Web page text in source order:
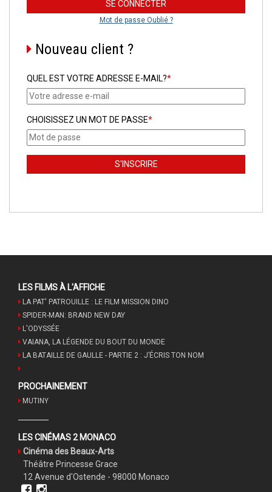
Mot de passe Oublié ?
Nouveau client ?
QUEL EST VOTRE ADRESSE E-MAIL?*
CHOISISSEZ UN MOT DE PASSE*
LES FILMS À L'AFFICHE
LA PAT' PATROUILLE : LE FILM MISSION DINO
SPIDER-MAN: BRAND NEW DAY
L'ODYSSÉE
VAIANA, LA LÉGENDE DU BOUT DU MONDE
LA BATAILLE DE GAULLE - PARTIE 2 : J’ÉCRIS TON NOM
PROCHAINEMENT
MUTINY
LES CINÉMAS 2 MONACO
Cinéma des Beaux-Arts
Théâtre Princesse Grace
12 Avenue d'Ostende - 98000 Monaco